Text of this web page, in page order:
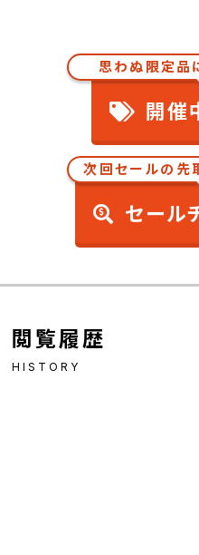
思わぬ限定品
開催
次回セールの先
セール
閲覧履歴
HISTORY